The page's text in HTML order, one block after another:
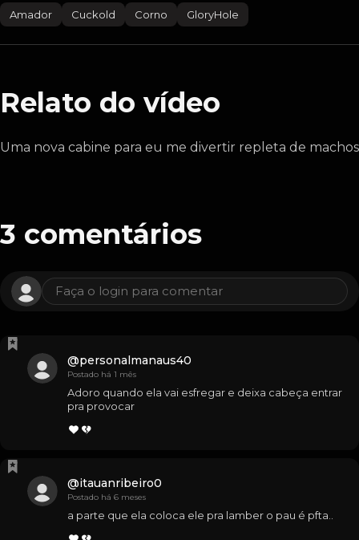
Amador Cuckold Corno GloryHole
Relato do vídeo
Uma nova cabine para eu me divertir repleta de machos
3 comentários
Faça o login para comentar
@personalmanaus40
Postado há 1 mês
Adoro quando ela vai esfregar e deixa cabeça entrar
pra provocar
@itauanribeiro0
Postado há 6 meses
a parte que ela coloca ele pra lamber o pau é pfta..